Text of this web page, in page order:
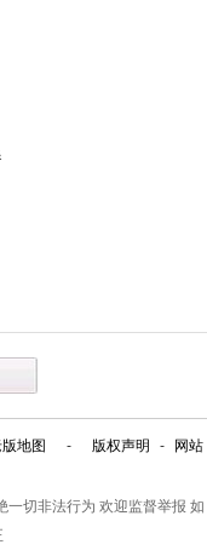
地图 - 版权声明 -
网站
一切非法行为 欢迎监督举报 如